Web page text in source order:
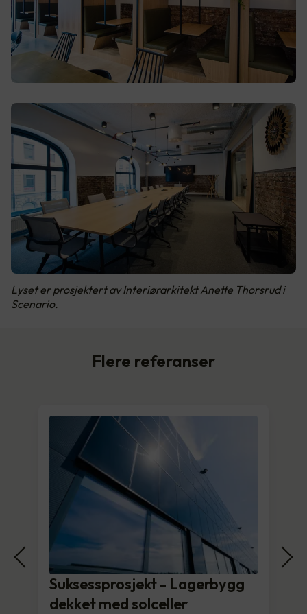
Lyset er prosjektert av Interiørarkitekt Anette Thorsrud i
Scenario.
Flere referanser
Suksessprosjekt - Lagerbygg
dekket med solceller